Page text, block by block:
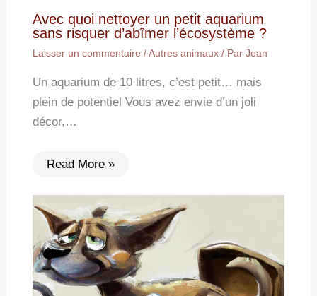
Avec quoi nettoyer un petit aquarium
sans risquer d’abîmer l’écosystème ?
Laisser un commentaire /Autres animaux/ Par Jean
Un aquarium de 10 litres, c’est petit… mais
plein de potentiel Vous avez envie d’un joli
décor,…
Read More »